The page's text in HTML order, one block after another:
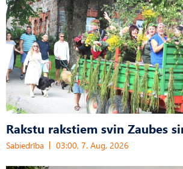
Rakstu rakstiem svin Zaubes
Sabiedrība 03:00, 7. Aug, 2026